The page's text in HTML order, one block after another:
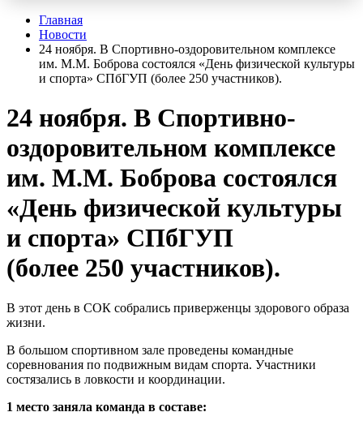
Главная
Новости
24 ноября. В Спортивно-оздоровительном комплексе
им. М.М. Боброва состоялся «День физической культуры
и спорта» СПбГУП (более 250 участников).
24 ноября. В Спортивно-
оздоровительном комплексе
им. М.М. Боброва состоялся
«День физической культуры
и спорта» СПбГУП
(более 250 участников).
В этот день в СОК собрались приверженцы здорового образа
жизни.
В большом спортивном зале проведены командные
соревнования по подвижным видам спорта. Участники
состязались в ловкости и координации.
1 место заняла команда в составе: